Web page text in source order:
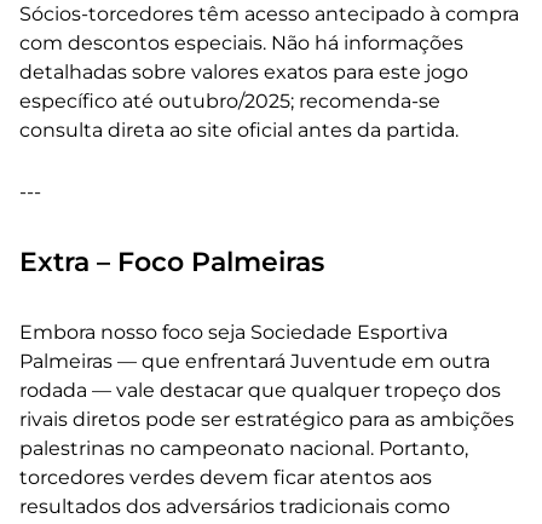
Sócios-torcedores têm acesso antecipado à compra
com descontos especiais. Não há informações
detalhadas sobre valores exatos para este jogo
específico até outubro/2025; recomenda-se
consulta direta ao site oficial antes da partida.
---
Extra – Foco Palmeiras
Embora nosso foco seja Sociedade Esportiva
Palmeiras — que enfrentará Juventude em outra
rodada — vale destacar que qualquer tropeço dos
rivais diretos pode ser estratégico para as ambições
palestrinas no campeonato nacional. Portanto,
torcedores verdes devem ficar atentos aos
resultados dos adversários tradicionais como